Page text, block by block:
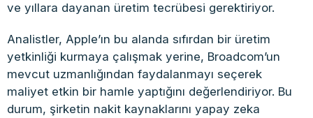
ve yıllara dayanan üretim tecrübesi gerektiriyor.
Analistler, Apple’ın bu alanda sıfırdan bir üretim
yetkinliği kurmaya çalışmak yerine, Broadcom’un
mevcut uzmanlığından faydalanmayı seçerek
maliyet etkin bir hamle yaptığını değerlendiriyor. Bu
durum, şirketin nakit kaynaklarını yapay zeka